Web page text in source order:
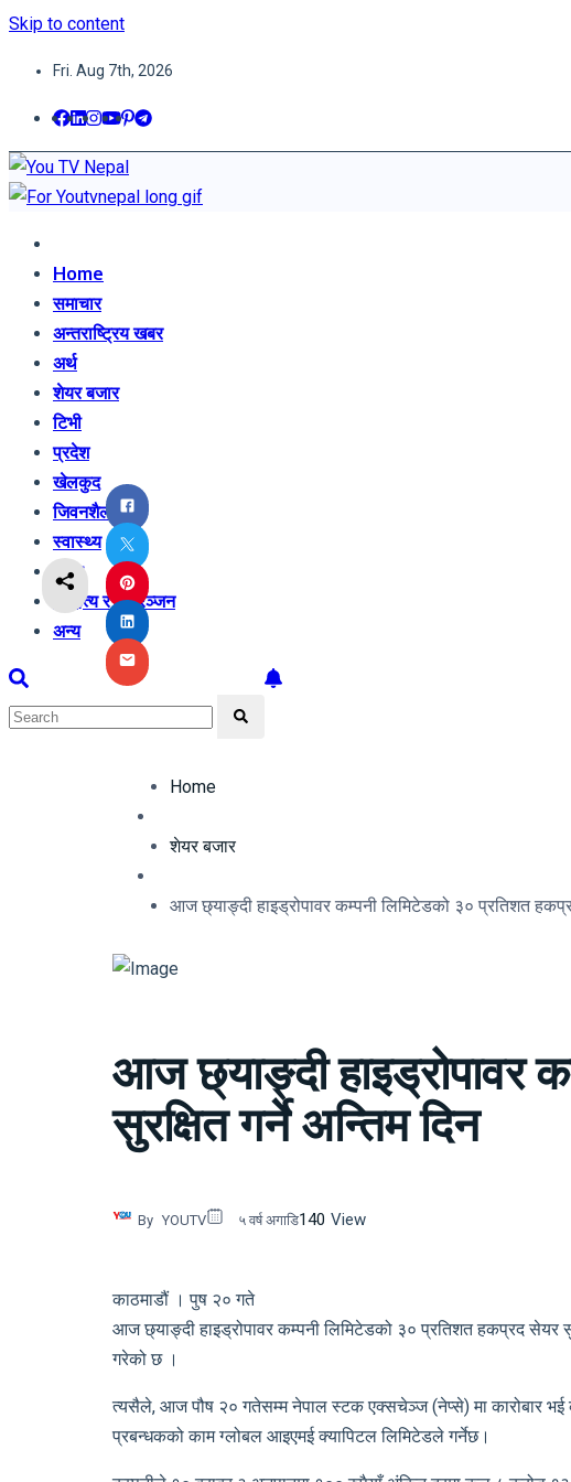
Skip to content
Fri. Aug 7th, 2026
Home
समाचार
अन्तराष्ट्रिय खबर
अर्थ
शेयर बजार
टिभी
प्रदेश
खेलकुद
जिवनशैली
स्वास्थ्य
शिक्षा
साहित्य र मनोरञ्जन
अन्य
Home
शेयर बजार
आज छ्याङ्दी हाइड्रोपावर कम्पनी लिमिटेडको ३० प्रतिशत
आज छ्याङ्दी हाइड्रोपावर
सुरक्षित गर्ने अन्तिम दिन
By YOUTV ५ वर्ष अगाडि140 View
काठमाडौं । पुष २० गते
आज छ्याङ्दी हाइड्रोपावर कम्पनी लिमिटेडको ३० प्रतिशत हकप्रद सेयर
गरेको छ ।
त्यसैले, आज पौष २० गतेसम्म नेपाल स्टक एक्सचेञ्ज (नेप्से) मा कारोबार
प्रबन्धकको काम ग्लोबल आइएमई क्यापिटल लिमिटेडले गर्नेछ।